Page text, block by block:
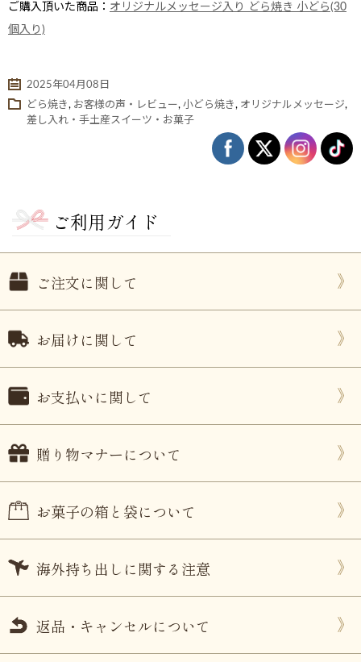
ご購入頂いた商品： オリジナルメッセージ入り どら焼き 小どら(30
個入り)
2025年04月08日
どら焼き, お客様の声・レビュー, 小どら焼き, オリジナルメッセージ,
差し入れ・手土産スイーツ・お菓子
ご利用ガイド
ご注文に関して
お届けに関して
お支払いに関して
贈り物マナーについて
お菓子の箱と袋について
海外持ち出しに関する注意
返品・キャンセルについて